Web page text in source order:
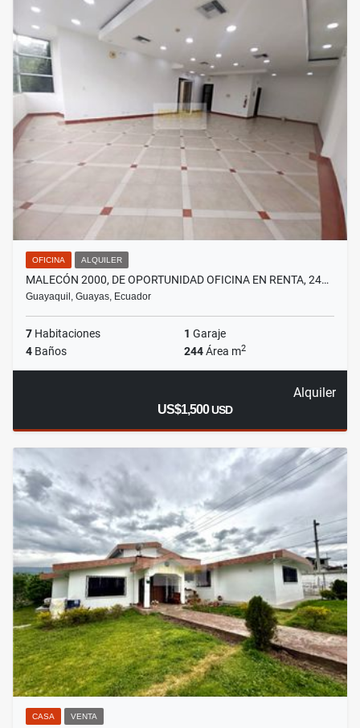
OFICINA ALQUILER
MALECÓN 2000, DE OPORTUNIDAD OFICINA EN RENTA, 24…
Guayaquil, Guayas, Ecuador
7 Habitaciones 1 Garaje
4 Baños 244Área m2
Alquiler
US$1,500USD
CASA VENTA